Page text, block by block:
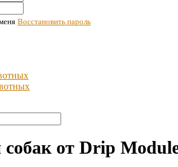
Восстановить пароль
от Drip